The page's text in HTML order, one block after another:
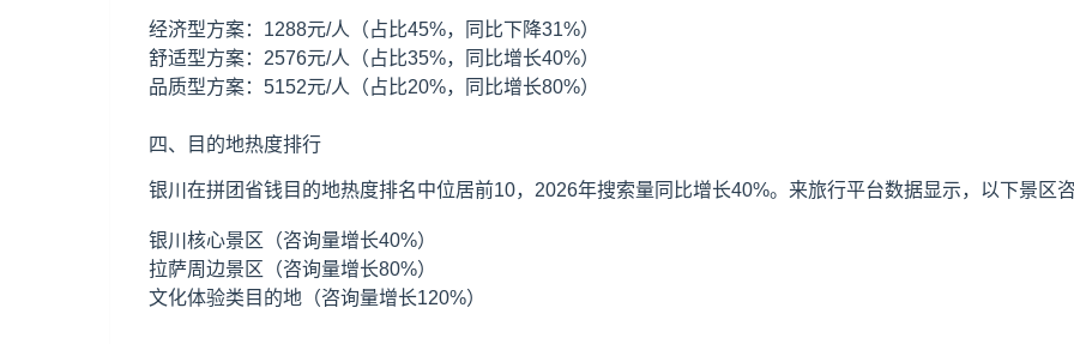
经济型方案：1288元/人（占比45%，同比下降31%）
舒适型方案：2576元/人（占比35%，同比增长40%）
品质型方案：5152元/人（占比20%，同比增长80%）
四、目的地热度排行
银川在拼团省钱目的地热度排名中位居前10，2026年搜索量同比增长40%。来旅行平台数据显示，以下景区咨
银川核心景区（咨询量增长40%）
拉萨周边景区（咨询量增长80%）
文化体验类目的地（咨询量增长120%）